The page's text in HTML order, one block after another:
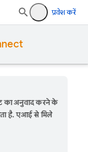
प्रवेश करें
का अनुवाद करने के
है. एआई से मिले